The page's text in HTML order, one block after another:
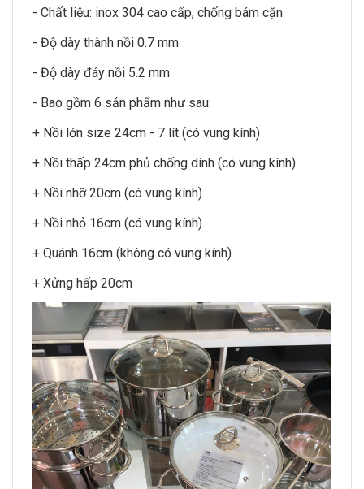
- Chất liệu: inox 304 cao cấp, chống bám cặn
- Độ dày thành nồi 0.7 mm
- Độ dày đáy nồi 5.2 mm
- Bao gồm 6 sản phẩm như sau:
+ Nồi lớn size 24cm - 7 lít (có vung kính)
+ Nồi thấp 24cm phủ chống dính (có vung kính)
+ Nồi nhỡ 20cm (có vung kính)
+ Nồi nhỏ 16cm (có vung kính)
+ Quánh 16cm (không có vung kính)
+ Xửng hấp 20cm